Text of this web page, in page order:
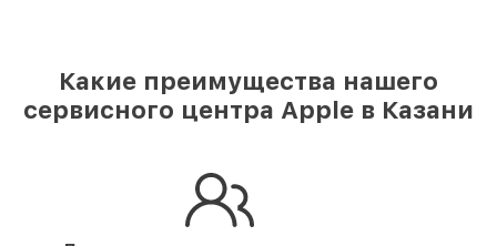
Какие преимущества нашего
сервисного центра Apple в Казани